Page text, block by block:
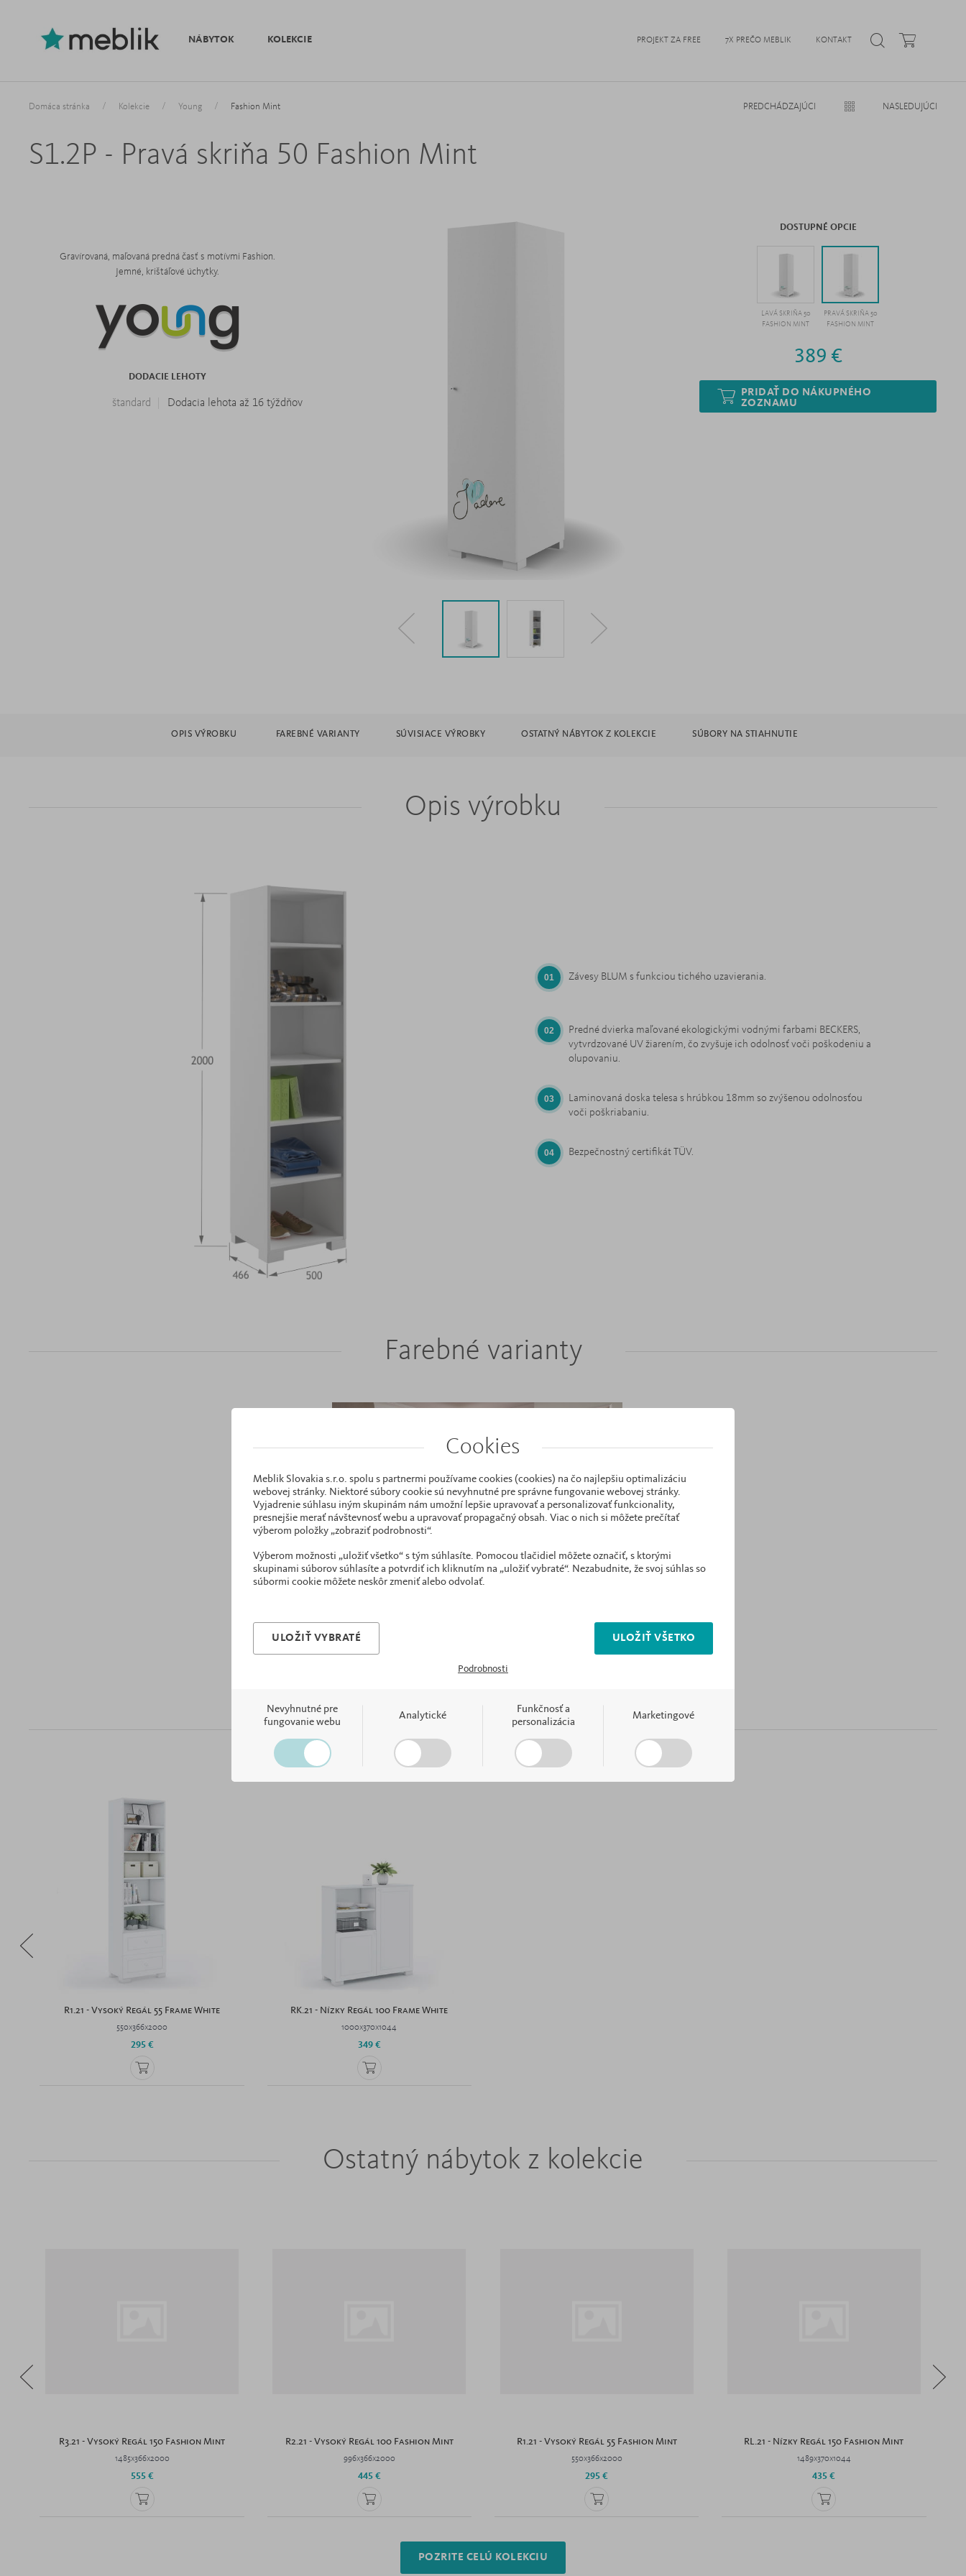
NÁBYTOK KOLEKCIE PROJEKT ZA FREE 7X PREČO MEBLIK KONTAKT
Domáca stránka / Kolekcie / Young / Fashion Mint PREDCHÁDZAJÚCI NASLEDUJÚCI
S1.2P - Pravá skriňa 50 Fashion Mint
Gravírovaná, maľovaná predná časť s motívmi Fashion.
Jemné, krištáľové úchytky.
DODACIE LEHOTY
štandard Dodacia lehota až 16 týždňov
DOSTUPNÉ OPCIE
ĽAVÁ SKRIŇA 50
FASHION MINT
PRAVÁ SKRIŇA 50
FASHION MINT
389 €
PRIDAŤ DO NÁKUPNÉHO
ZOZNAMU
OPIS VÝROBKU FAREBNÉ VARIANTY SÚVISIACE VÝROBKY OSTATNÝ NÁBYTOK Z KOLEKCIE SÚBORY NA STIAHNUTIE
Opis výrobku
Závesy BLUM s funkciou tichého uzavierania.
Predné dvierka maľované ekologickými vodnými farbami BECKERS,
vytvrdzované UV žiarením, čo zvyšuje ich odolnosť voči poškodeniu a
olupovaniu.
Laminovaná doska telesa s hrúbkou 18mm so zvýšenou odolnosťou
voči poškriabaniu.
Bezpečnostný certifikát TÜV.
Farebné varianty
Súvisiace výrobky
R1.21 - Vysoký Regál 55 Frame White
550x366x2000
295 €
RK.21 - Nízky Regál 100 Frame White
1000x370x1044
349 €
Ostatný nábytok z kolekcie
R3.21 - Vysoký Regál 150 Fashion Mint
1485x366x2000
555 €
R2.21 - Vysoký Regál 100 Fashion Mint
996x366x2000
445 €
R1.21 - Vysoký Regál 55 Fashion Mint
550x366x2000
295 €
RL.21 - Nízky Regál 150 Fashion Mint
1489x370x1044
435 €
POZRITE CELÚ KOLEKCIU
Cookies
Meblik Slovakia s.r.o. spolu s partnermi používame cookies (cookies) na čo najlepšiu optimalizáciu
webovej stránky. Niektoré súbory cookie sú nevyhnutné pre správne fungovanie webovej stránky.
Vyjadrenie súhlasu iným skupinám nám umožní lepšie upravovať a personalizovať funkcionality,
presnejšie merať návštevnosť webu a upravovať propagačný obsah. Viac o nich si môžete prečítať
výberom položky „zobraziť podrobnosti“.
Výberom možnosti „uložiť všetko“ s tým súhlasíte. Pomocou tlačidiel môžete označiť, s ktorými
skupinami súborov súhlasíte a potvrdiť ich kliknutím na „uložiť vybraté“. Nezabudnite, že svoj súhlas so
súbormi cookie môžete neskôr zmeniť alebo odvolať.
ULOŽIŤ VYBRATÉ ULOŽIŤ VŠETKO
Podrobnosti
Nevyhnutné pre
fungovanie webu
Analytické
Funkčnosť a
personalizácia
Marketingové